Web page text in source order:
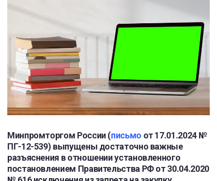
Минпромторгом России (письмо от 17.01.2024 №
ПГ-12-539) выпущены достаточно важные
разъяснения в отношении установленного
постановлением Правительства РФ от 30.04.2020